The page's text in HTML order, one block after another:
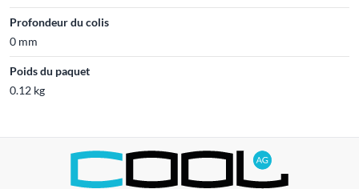
Profondeur du colis
0 mm
Poids du paquet
0.12 kg